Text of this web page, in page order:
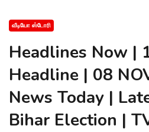
வீடியோ ஸ்டோரி
Headlines Now |
Headline | 08
News Today |
Bihar Election |